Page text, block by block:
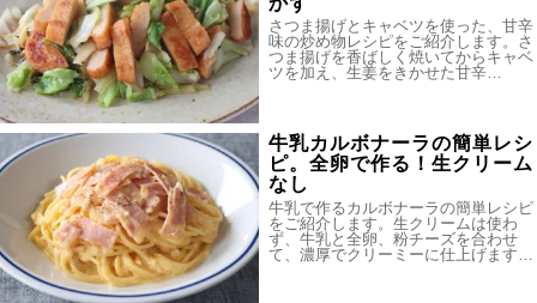
さつま揚げとキャベツを使った、甘辛
味の炒め物レシピをご紹介します。さ
つま揚げを香ばしく焼いてからキャベ
ツを加え、生姜をきかせた甘辛…
牛乳カルボナーラの簡単レシ
ピ。全卵で作る！生クリーム
なし
牛乳で作るカルボナーラの簡単レシピ
をご紹介します。生クリームは使わ
ず、牛乳と全卵、粉チーズを合わせ
て、濃厚でクリーミーに仕上げます…